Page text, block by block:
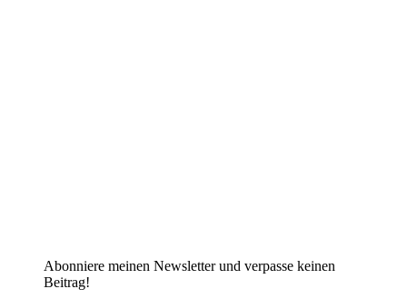
Abonniere meinen Newsletter und verpasse keinen
Beitrag!